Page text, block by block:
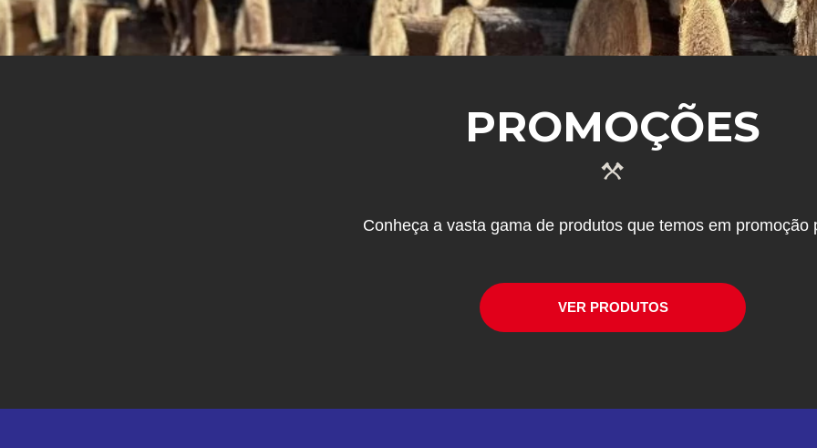
PROMOÇÕES
Conheça a vasta gama de produtos que temos em promoção
VER PRODUTOS